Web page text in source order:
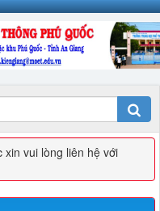
vui lòng liên hệ với